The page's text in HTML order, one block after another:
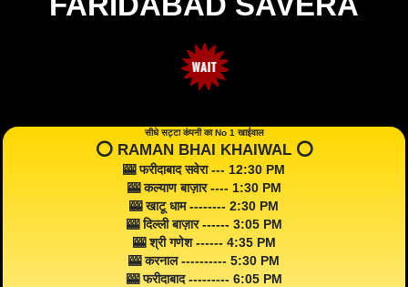
सीधे सट्टा कंपनी का No 1 खाईवाल
⭕️ RAMAN BHAI KHAIWAL ⭕️
🎰 फरीदाबाद सवेरा --- 12:30 PM
🎰 कल्याण बाज़ार ---- 1:30 PM
🎰 खाटू धाम -------- 2:30 PM
🎰 दिल्ली बाज़ार ------ 3:05 PM
🎰 श्री गणेश ------ 4:35 PM
🎰 करनाल ---------- 5:30 PM
🎰 फरीदाबाद --------- 6:05 PM